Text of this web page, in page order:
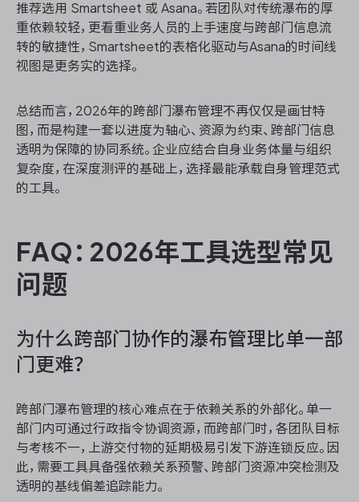
推荐选用 Smartsheet 或 Asana。若团队对传统瀑布的厚
重依赖较轻，更看重业务人员的上手速度与跨部门信息流
转的敏捷性，Smartsheet的表格化驱动与Asana的时间线
视图是更务实的选择。
总结而言，2026年的跨部门瀑布管理不再仅仅是画甘特
图，而是构建一套以进度为轴心、资源为约束、跨部门信息
透明为保障的协同系统。企业应结合自身业务体量与组织
复杂度，在深度测评的基础上，选择最能承载自身管理范式
的工具。
FAQ：2026年工具选型常见
问题
为什么跨部门协作的瀑布管理比单一部
门更难？
跨部门瀑布管理的核心难点在于依赖关系的外部化。单一
部门内可通过行政指令协调资源，而跨部门时，各团队目标
与考核不一，上游交付物的延期极易引发下游连锁反应。因
此，需要工具具备强依赖关系预警、跨部门资源冲突检测及
透明的基线偏差追踪能力。